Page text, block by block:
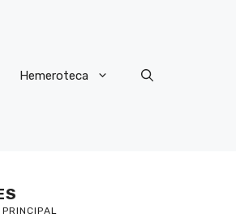
Hemeroteca
PRINCIPAL